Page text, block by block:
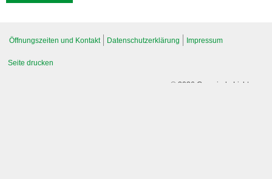
überspringen
Öffnungszeiten und Kontakt Datenschutzerklärung Impressum
Seite drucken
© 2026 Gemeinde Lichtenau